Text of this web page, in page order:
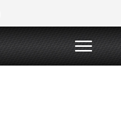
T
o
g